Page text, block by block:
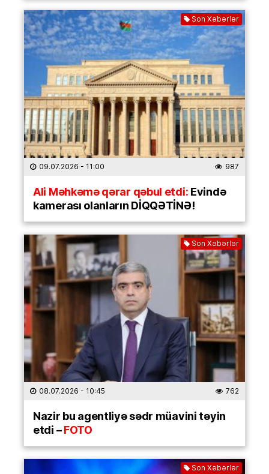
Son Xəbərlər
09.07.2026 - 11:00 987
Ali Məhkəmə qərar qəbul etdi:Evində
kamerası olanların DİQQƏTİNƏ!
Son Xəbərlər
08.07.2026 - 10:45 762
Nazir bu agentliyə sədr müavini təyin
etdi –FOTO
Son Xəbərlər